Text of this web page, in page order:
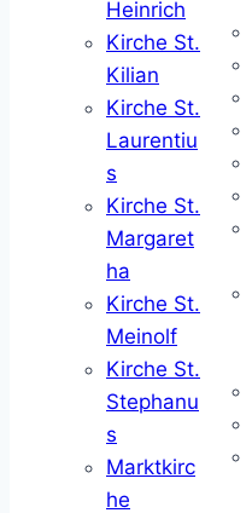
Heinrich
Kirche St.
Kilian
Kirche St.
Laurentiu
s
Kirche St.
Margaret
ha
Kirche St.
Meinolf
Kirche St.
Stephanu
s
Marktkirc
he